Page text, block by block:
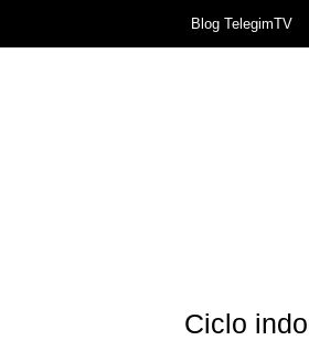
Blog TelegimTV
Ciclo